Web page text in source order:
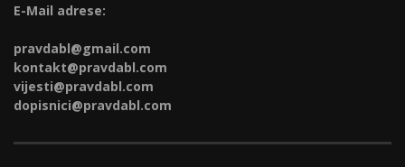
E-Mail adrese:
pravdabl@gmail.com
kontakt@pravdabl.com
vijesti@pravdabl.com
dopisnici@pravdabl.com